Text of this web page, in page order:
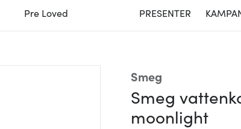
Pre Loved PRESENTER
Smeg
Smeg
moonlight